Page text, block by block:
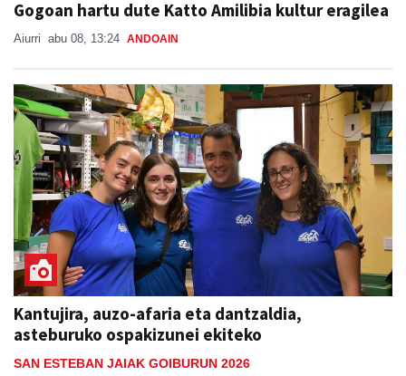
Gogoan hartu dute Katto Amilibia kultur eragilea
Aiurri abu 08, 13:24 ANDOAIN
Kantujira, auzo-afaria eta dantzaldia,
asteburuko ospakizunei ekiteko
SAN ESTEBAN JAIAK GOIBURUN 2026